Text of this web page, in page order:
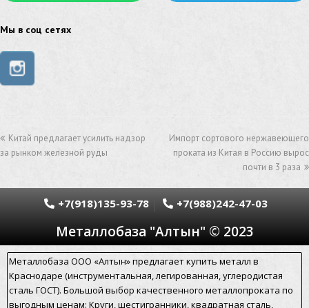
швеллер стальной
швеллер нержавеющий
уголок нержавеющий
уголок стальной
уголок из нержавейки электросварная труба
электросварная труба гост
электросварная прямошовная труба
алюминиевый уголок алюминиевая сетка
Мы в соц сетях
Китай предлагает усилить надзор
за рынком железной руды
Импорт сортового нержавеющего
проката из Китая в Россию вырос
почти в 3 раза
Металлобаза "Алтын" © 2023
+7(918)135-93-78 +7(988)242-47-03
Металлобаза ООО «Алтын» предлагает купить металл в
Краснодаре (инструментальная, легированная, углеродистая
сталь ГОСТ). Большой выбор качественного металлопроката по
выгодным ценам: Круги, шестигранники, квадратная сталь,